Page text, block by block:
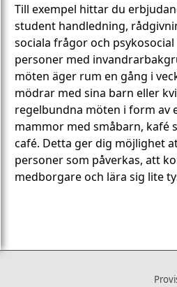
Till exempel hittar du
student handledning,
sociala frågor och
personer med
möten äger rum en gång i
mödrar med sina barn eller
regelbundna möten i form av
mammor med småbarn, kafé
café. Detta ger dig möjlighet
personer som påverkas, att
medborgare och lära sig lite